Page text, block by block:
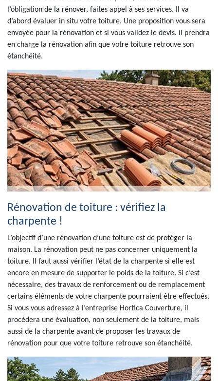
l’obligation de la rénover, faites appel à ses services. Il va
d’abord évaluer in situ votre toiture. Une proposition vous sera
envoyée pour la rénovation et si vous validez le devis. il prendra
en charge la rénovation afin que votre toiture retrouve son
étanchéité.
Rénovation de toiture : vérifiez la
charpente !
L’objectif d’une rénovation d’une toiture est de protéger la
maison. La rénovation peut ne pas concerner uniquement la
toiture. Il faut aussi vérifier l’état de la charpente si elle est
encore en mesure de supporter le poids de la toiture. Si c’est
nécessaire, des travaux de renforcement ou de remplacement
certains éléments de votre charpente pourraient être effectués.
Si vous vous adressez à l’entreprise Hortica Couverture, il
procédera une évaluation, non seulement de la toiture, mais
aussi de la charpente avant de proposer les travaux de
rénovation pour que votre toiture retrouve son étanchéité.